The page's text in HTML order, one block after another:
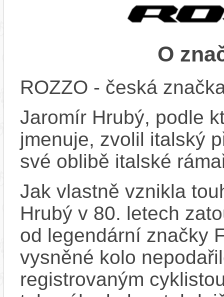
O
ROZZO - česká
Jaromír Hrubý, podle
jmenuje, zvolil italský
své oblibě italské
Jak vlastně vznikla
Hrubý v 80. letech
od legendární značky
vysněné kolo
registrovaným